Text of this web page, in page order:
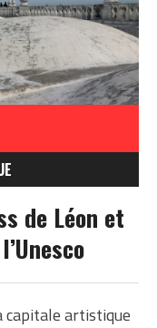
de Léon et
capitale artistique